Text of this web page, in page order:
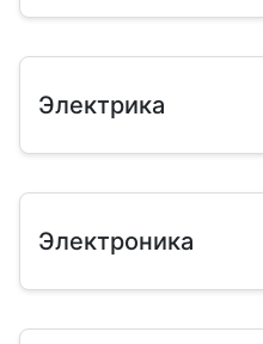
Электрика
Электроника